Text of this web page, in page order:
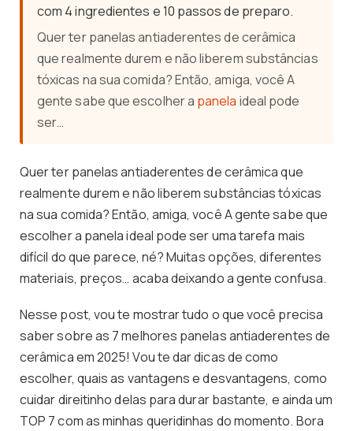
com 4 ingredientes e 10 passos de preparo.
Quer ter panelas antiaderentes de cerâmica
que realmente durem e não liberem substâncias
tóxicas na sua comida? Então, amiga, você A
gente sabe que escolher a panela ideal pode
ser…
Quer ter panelas antiaderentes de cerâmica que
realmente durem e não liberem substâncias tóxicas
na sua comida? Então, amiga, você A gente sabe que
escolher a panela ideal pode ser uma tarefa mais
difícil do que parece, né? Muitas opções, diferentes
materiais, preços… acaba deixando a gente confusa.
Nesse post, vou te mostrar tudo o que você precisa
saber sobre as 7 melhores panelas antiaderentes de
cerâmica em 2025! Vou te dar dicas de como
escolher, quais as vantagens e desvantagens, como
cuidar direitinho delas para durar bastante, e ainda um
TOP 7 com as minhas queridinhas do momento. Bora